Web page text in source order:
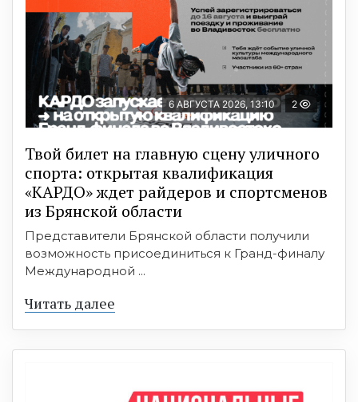
6 АВГУСТА 2026, 13:10 2
Твой билет на главную сцену уличного
спорта: открытая квалификация
«КАРДО» ждет райдеров и спортсменов
из Брянской области
Представители Брянской области получили
возможность присоединиться к Гранд-финалу
Международной ...
Читать далее